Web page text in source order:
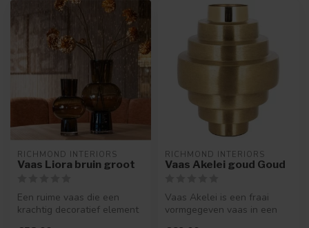
RICHMOND INTERIORS
Vaas Liora bruin groot
Een ruime vaas die een
krachtig decoratief element
RICHMOND INTERIORS
Vaas Akelei goud Goud
Vaas Akelei is een fraai
vormgegeven vaas in een